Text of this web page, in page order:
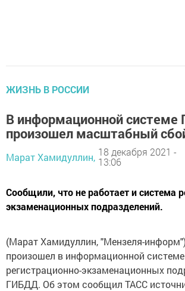
ЖИЗНЬ В РОССИИ
В информационной
произошел масштабный
Марат Хамидуллин, 18 декабря 2021 -
13:06
Сообщили, что не работает и система
экзаменационных подразделений.
(Марат Хамидуллин, "Мензеля-
произошел в информационной системе
регистрационно-экзаменационных
ГИБДД. Об этом сообщил ТАСС